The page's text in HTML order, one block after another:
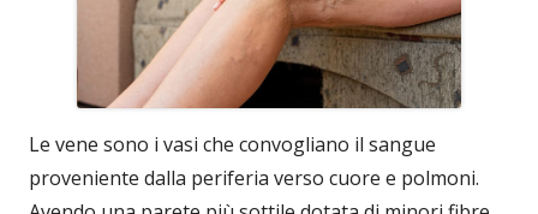
Le vene sono i vasi che convogliano il sangue
proveniente dalla periferia verso cuore e polmoni.